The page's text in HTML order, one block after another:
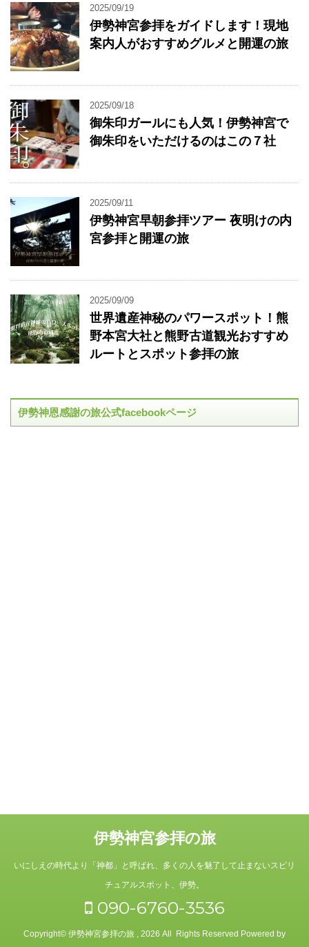
2025/09/19
伊勢神宮参拝をガイドします！現地
案内人がおすすめグルメと開運の旅
2025/09/18
御朱印ガールにも人気！伊勢神宮で
御朱印をいただけるのはこの７社
2025/09/11
伊勢神宮早朝参拝ツアー 夜明けの内
宮参拝と開運の旅
2025/09/09
世界遺産神秘のパワースポット！熊
野本宮大社と熊野古道観光おすすめ
ルートとスポット参拝の旅
伊勢神恩感謝の旅公式facebookページ
伊勢神宮参拝の旅
いにしえの時代より「神都」と呼ばれ、多くの人を魅了して止まないスピリ
チュアルスポット、伊勢。
090-6760-3536
Copyright© 伊勢神宮参拝の旅 , 2026 All Rights Reserved Powered by